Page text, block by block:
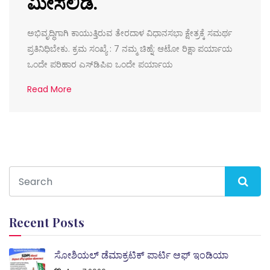
ಅಭಿವೃದ್ಧಿಗಾಗಿ ಕಾಯುತ್ತಿರುವ ತೇರದಾಳ ವಿಧಾನಸಭಾ ಕ್ಷೇತ್ರಕ್ಕೆ ಸಮರ್ಥ
ಪ್ರತಿನಿಧಿಬೇಕು. ಕ್ರಮ ಸಂಖ್ಯೆ : 7 ನಮ್ಮ ಚಿಹ್ನೆ: ಆಟೋ ರಿಕ್ಷಾ ಪರ್ಯಾಯ
ಒಂದೇ ಪರಿಹಾರ ಎಸ್‌ಡಿಪಿಐ ಒಂದೇ ಪರ್ಯಾಯ
Read More
Recent Posts
ಸೋಶಿಯಲ್ ಡೆಮಾಕ್ರಟಿಕ್ ಪಾರ್ಟಿ ಆಫ್ ಇಂಡಿಯಾ